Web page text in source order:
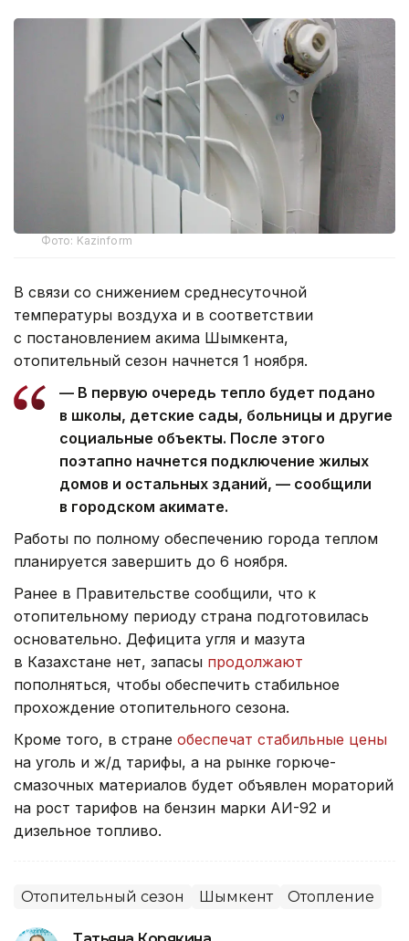
Фото: Kazinform
В связи со снижением среднесуточной
температуры воздуха и в соответствии
с постановлением акима Шымкента,
отопительный сезон начнется 1 ноября.
— В первую очередь тепло будет подано
в школы, детские сады, больницы и другие
социальные объекты. После этого
поэтапно начнется подключение жилых
домов и остальных зданий, — сообщили
в городском акимате.
Работы по полному обеспечению города теплом
планируется завершить до 6 ноября.
Ранее в Правительстве сообщили, что к
отопительному периоду страна подготовилась
основательно. Дефицита угля и мазута
в Казахстане нет, запасы продолжают
пополняться, чтобы обеспечить стабильное
прохождение отопительного сезона.
Кроме того, в стране обеспечат стабильные цены
на уголь и ж/д тарифы, а на рынке горюче-
смазочных материалов будет объявлен мораторий
на рост тарифов на бензин марки АИ-92 и
дизельное топливо.
Отопительный сезон Шымкент Отопление